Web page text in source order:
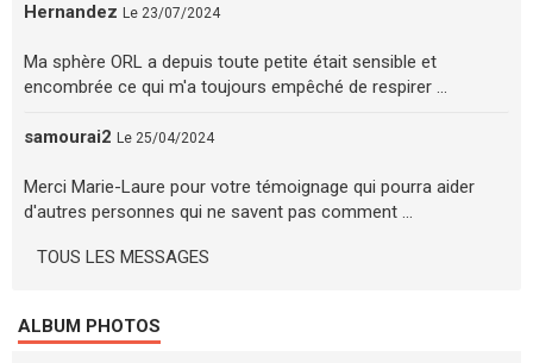
Hernandez Le 23/07/2024
Ma sphère ORL a depuis toute petite était sensible et
encombrée ce qui m'a toujours empêché de respirer ...
samourai2 Le 25/04/2024
Merci Marie-Laure pour votre témoignage qui pourra aider
d'autres personnes qui ne savent pas comment ...
TOUS LES MESSAGES
ALBUM PHOTOS